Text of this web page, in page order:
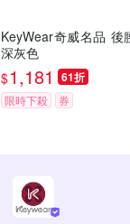
KeyWear奇威名品
深灰色
$1,181 61折
限時下殺 券